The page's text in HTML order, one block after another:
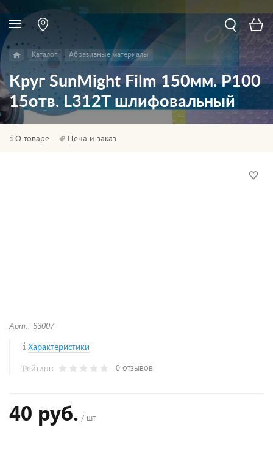
Каталог Абразивные материалы
Круг SunMight Film 150мм. P100
15отв. L312T шлифовальный
О товаре Цена и заказ
Арт.: 53007
Характеристики
Рейтинг: 0 отзывов
40 руб. / шт